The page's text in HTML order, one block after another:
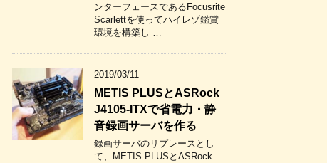
ンターフェースであるFocusrite
Scarlettを使ってハイレゾ鑑賞
環境を構築し …
2019/03/11
METIS PLUSとASRock
J4105-ITXで省電力・静
音録画サーバを作る
録画サーバのリプレースとし
て、METIS PLUSとASRock